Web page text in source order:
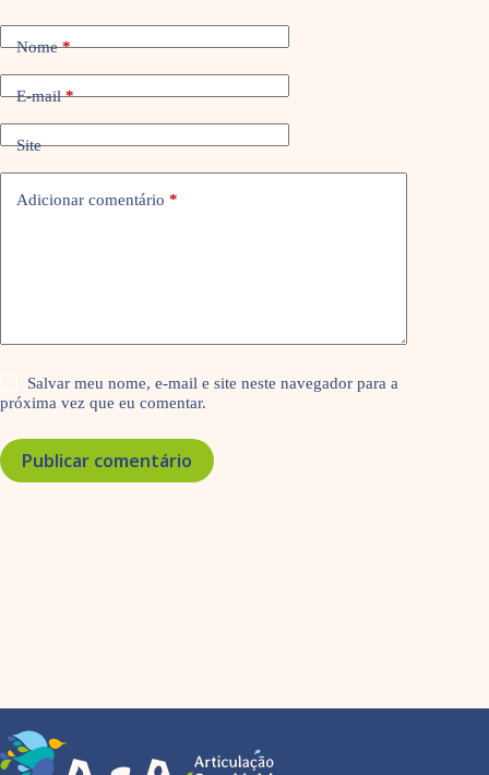
Nome*
E-mail*
Site
Adicionar comentário *
Salvar meu nome, e-mail e site neste navegador para a
próxima vez que eu comentar.
Publicar comentário